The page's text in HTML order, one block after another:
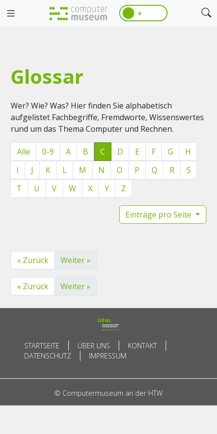
☀️
Glossar
Wer? Wie? Was? Hier finden Sie alphabetisch
aufgelistet Fachbegriffe, Fremdworte, Wissenswertes
rund um das Thema Computer und Rechnen.
Alle 0-9 A B C D E F G
H
I
J K L M N O P Q R
S
T
U V W X Y Z
Einträge pro Seite
« Zurück Weiter »
« Zurück Weiter »
STARTSEITE ÜBER UNS
KONTAKT
DATENSCHUTZ
IMPRESSUM
© Computermuseum an der HTW